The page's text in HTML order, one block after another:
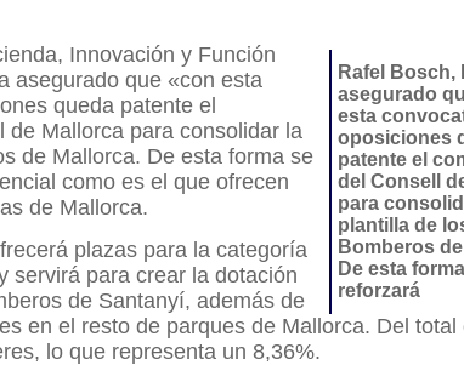
Rafel Bosch,
asegurado
esta
oposiciones
patente el
del Consell
para
plantilla de
Bomberos
De esta
reforzará
Innovación y Función
asegurado que «con esta
queda patente el
de Mallorca para consolidar la
de Mallorca. De esta forma se
como es el que ofrecen
de Mallorca.
plazas para la categoría
servirá para crear la dotación
de Santanyí, además de
en el resto de parques de Mallorca. Del total
lo que representa un 8,36%.